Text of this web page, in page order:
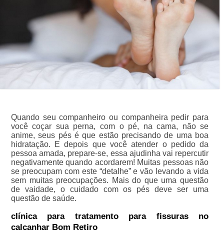
Quando seu companheiro ou companheira pedir para
você coçar sua perna, com o pé, na cama, não se
anime, seus pés é que estão precisando de uma boa
hidratação. E depois que você atender o pedido da
pessoa amada, prepare-se, essa ajudinha vai repercutir
negativamente quando acordarem! Muitas pessoas não
se preocupam com este “detalhe” e vão levando a vida
sem muitas preocupações. Mais do que uma questão
de vaidade, o cuidado com os pés deve ser uma
questão de saúde.
clínica para tratamento para fissuras no
calcanhar Bom Retiro